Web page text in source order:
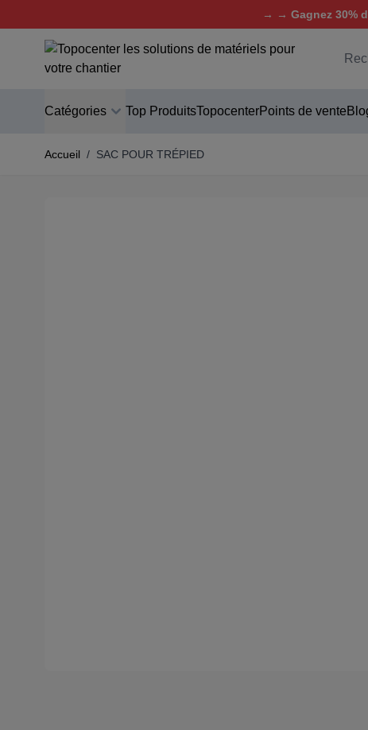
→ → Gagnez 30%
Aller au contenu
Catégories Top ProduitsTopocenterPoints de vente
Accueil / SAC POUR TRÉPIED